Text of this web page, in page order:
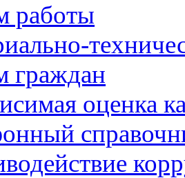
работы
граждан
оценка